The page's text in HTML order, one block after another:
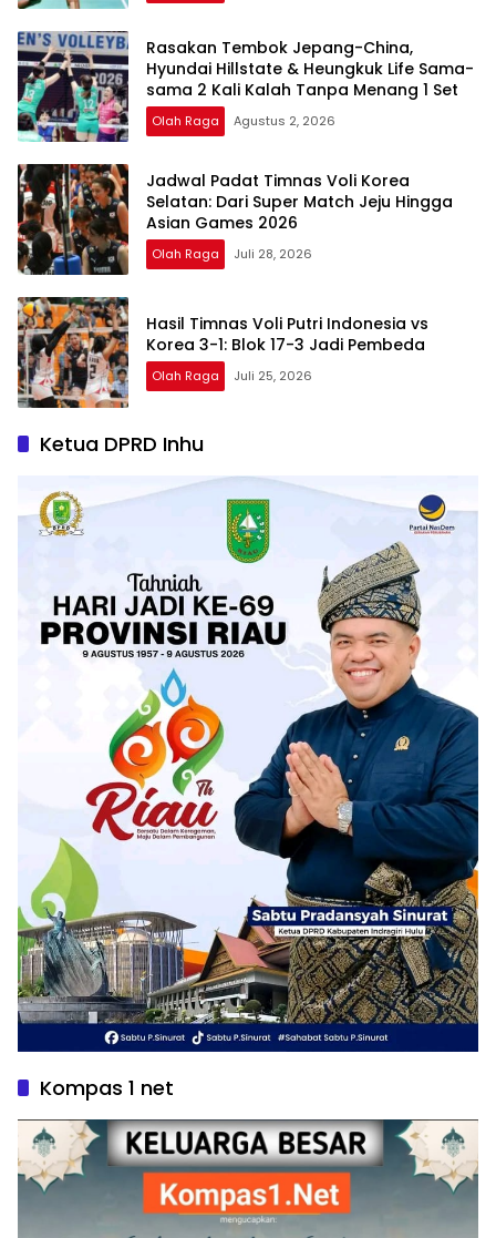
Rasakan Tembok Jepang-China,
Hyundai Hillstate & Heungkuk Life Sama-
sama 2 Kali Kalah Tanpa Menang 1 Set
Olah Raga Agustus 2, 2026
Jadwal Padat Timnas Voli Korea
Selatan: Dari Super Match Jeju Hingga
Asian Games 2026
Olah Raga Juli 28, 2026
Hasil Timnas Voli Putri Indonesia vs
Korea 3-1: Blok 17-3 Jadi Pembeda
Olah Raga Juli 25, 2026
Ketua DPRD Inhu
Kompas 1 net